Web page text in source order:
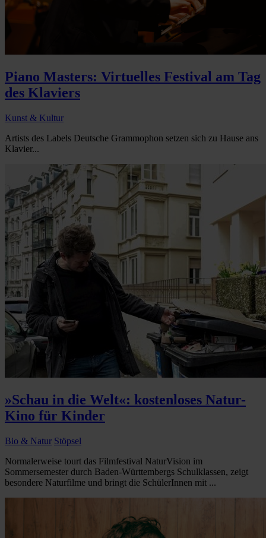
Piano Masters: Virtuelles Festival am Tag
des Klaviers
Kunst & Kultur
Artists des Labels Deutsche Grammophon setzen sich zu Hause ans
Klavier...
»Schau in die Welt«: kostenloses Natur-
Kino für Kinder
Bio & Natur Stöpsel
Normalerweise tourt das Filmfestival NaturVision im
Sommersemester durch Baden-Württembergs Schulklassen, zeigt
besondere Naturfilme und bringt die SchülerInnen mit ...